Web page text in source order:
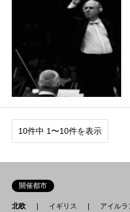
10件中 1〜10件を表示
開催都市
北欧 イギリス アイル